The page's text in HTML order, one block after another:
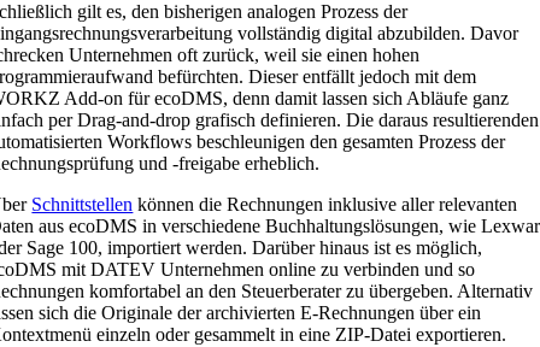
gilt es, den bisherigen analogen Prozess der
vollständig digital abzubilden. Davor
Unternehmen oft zurück, weil sie einen hohen
befürchten. Dieser entfällt jedoch mit dem
Add-on für ecoDMS, denn damit lassen sich Abläufe ganz
per Drag-and-drop grafisch definieren. Die daraus resultierenden
Workflows beschleunigen den gesamten Prozess der
und -freigabe erheblich.
Schnittstellen können die Rechnungen inklusive aller relevanten
aus ecoDMS in verschiedene Buchhaltungslösungen, wie
Sage 100, importiert werden. Darüber hinaus ist es möglich,
mit DATEV Unternehmen online zu verbinden und so
komfortabel an den Steuerberater zu übergeben. Alternativ
sich die Originale der archivierten E-Rechnungen über ein
einzeln oder gesammelt in eine ZIP-Datei exportieren.